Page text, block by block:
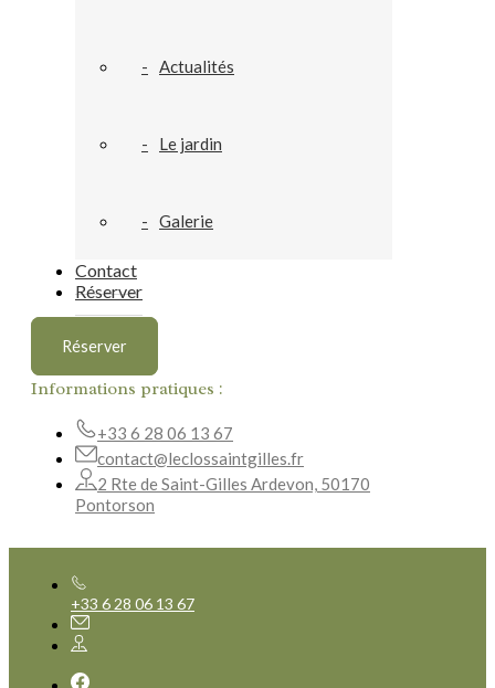
Actualités
Le jardin
Galerie
Contact
Réserver
Réserver
Informations pratiques :
+33 6 28 06 13 67
contact@leclossaintgilles.fr
2 Rte de Saint-Gilles Ardevon, 50170
Pontorson
+33 6 28 06 13 67